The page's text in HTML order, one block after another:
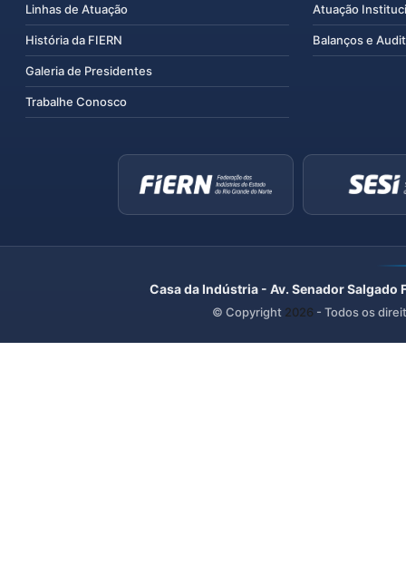
Linhas de Atuação
História da FIERN
Galeria de Presidentes
Trabalhe Conosco
Atuação
Balanços e
Casa da Indústria - Av. Senador
© Copyright 2026 - Todos os